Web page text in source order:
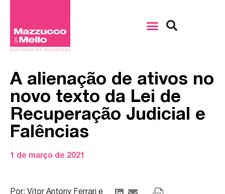
A alienação de ativos no
novo texto da Lei de
Recuperação Judicial e
Falências
1 de março de 2021
Por: Vitor Antony Ferrari e